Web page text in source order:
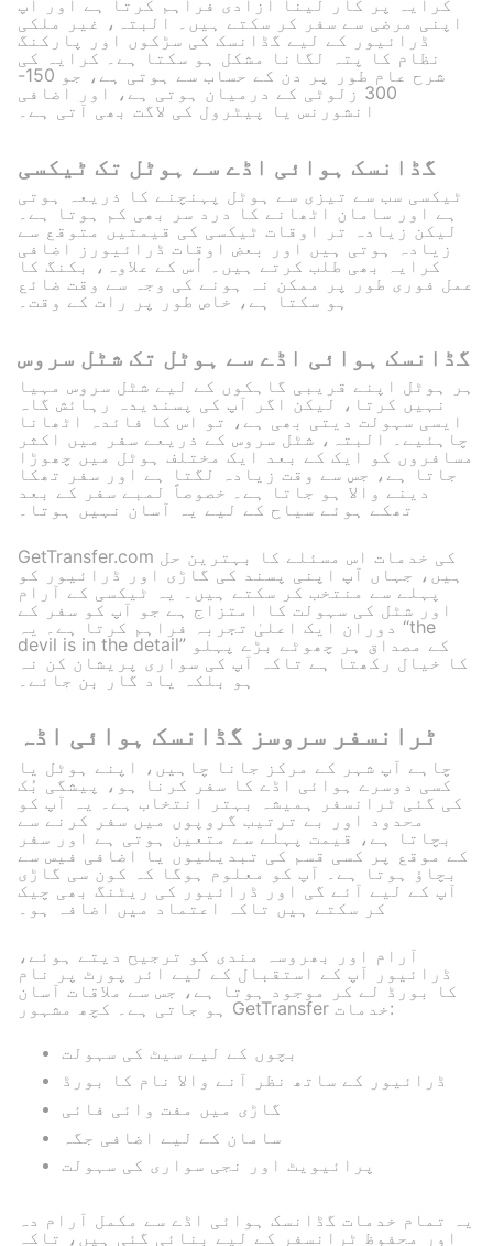
کرایہ پر کار لینا آزادی فراہم کرتا ہے اور آپ
اپنی مرضی سے سفر کر سکتے ہیں۔ البتہ، غیر ملکی
ڈرائیور کے لیے گڈانسک کی سڑکوں اور پارکنگ
نظام کا پتہ لگانا مشکل ہو سکتا ہے۔ کرایہ کی
شرح عام طور پر دن کے حساب سے ہوتی ہے، جو 150-
300 زلوٹی کے درمیان ہوتی ہے، اور اضافی
انشورنس یا پیٹرول کی لاگت بھی آتی ہے۔
گڈانسک ہوائی اڈے سے ہوٹل تک ٹیکسی
ٹیکسی سب سے تیزی سے ہوٹل پہنچنے کا ذریعہ ہوتی
ہے اور سامان اٹھانے کا درد سر بھی کم ہوتا ہے۔
لیکن زیادہ تر اوقات ٹیکسی کی قیمتیں متوقع سے
زیادہ ہوتی ہیں اور بعض اوقات ڈرائیورز اضافی
کرایہ بھی طلب کرتے ہیں۔ اُس کے علاوہ، بکنگ کا
عمل فوری طور پر ممکن نہ ہونے کی وجہ سے وقت ضائع
ہو سکتا ہے، خاص طور پر رات کے وقت۔
گڈانسک ہوائی اڈے سے ہوٹل تک شٹل سروس
ہر ہوٹل اپنے قریبی گاہکوں کے لیے شٹل سروس مہیا
نہیں کرتا، لیکن اگر آپ کی پسندیدہ رہائش گاہ
ایسی سہولت دیتی بھی ہے، تو اس کا فائدہ اٹھانا
چاہئیے۔ البتہ، شٹل سروس کے ذریعے سفر میں اکثر
مسافروں کو ایک کے بعد ایک مختلف ہوٹل میں چھوڑا
جاتا ہے، جس سے وقت زیادہ لگتا ہے اور سفر تھکا
دینے والا ہو جاتا ہے۔ خصوصاً لمبے سفر کے بعد
تھکے ہوئے سیاح کے لیے یہ آسان نہیں ہوتا۔
GetTransfer.com کی خدمات اس مسئلے کا بہترین حل
ہیں، جہاں آپ اپنی پسند کی گاڑی اور ڈرائیور کو
پہلے سے منتخب کر سکتے ہیں۔ یہ ٹیکسی کے آرام
اور شٹل کی سہولت کا امتزاج ہے جو آپ کو سفر کے
دوران ایک اعلیٰ تجربہ فراہم کرتا ہے۔ یہ “the
devil is in the detail” کے مصداق ہر چھوٹے بڑے پہلو
کا خیال رکھتا ہے تاکہ آپ کی سواری پریشان کن نہ
ہو بلکہ یاد گار بن جائے۔
ٹرانسفر سروسز گڈانسک ہوائی اڈہ
چاہے آپ شہر کے مرکز جانا چاہیں، اپنے ہوٹل یا
کسی دوسرے ہوائی اڈے کا سفر کرنا ہو، پیشگی بُک
کی گئی ٹرانسفر ہمیشہ بہتر انتخاب ہے۔ یہ آپ کو
محدود اور بے ترتیب گروپوں میں سفر کرنے سے
بچاتا ہے، قیمت پہلے سے متعین ہوتی ہے اور سفر
کے موقع پر کسی قسم کی تبدیلیوں یا اضافی فیس سے
بچاؤ ہوتا ہے۔ آپ کو معلوم ہوگا کہ کون سی گاڑی
آپ کے لیے آئے گی اور ڈرائیور کی ریٹنگ بھی چیک
کر سکتے ہیں تاکہ اعتماد میں اضافہ ہو۔
آرام اور بھروسہ مندی کو ترجیح دیتے ہوئے،
ڈرائیور آپ کے استقبال کے لیے ائر پورٹ پر نام
کا بورڈ لے کر موجود ہوتا ہے، جس سے ملاقات آسان
ہو جاتی ہے۔ کچھ مشہور GetTransfer خدمات:
بچوں کے لیے سیٹ کی سہولت
ڈرائیور کے ساتھ نظر آنے والا نام کا بورڈ
گاڑی میں مفت وائی فائی
سامان کے لیے اضافی جگہ
پرائیویٹ اور نجی سواری کی سہولت
یہ تمام خدمات گڈانسک ہوائی اڈے سے مکمل آرام دہ
اور محفوظ ٹرانسفر کے لیے بنائی گئی ہیں، تاکہ